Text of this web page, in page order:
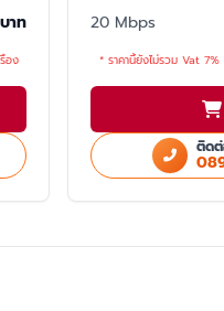
าท
อง
20 Mbps
* ราคานี้ยังไม่รวม Vat 7%
ติด